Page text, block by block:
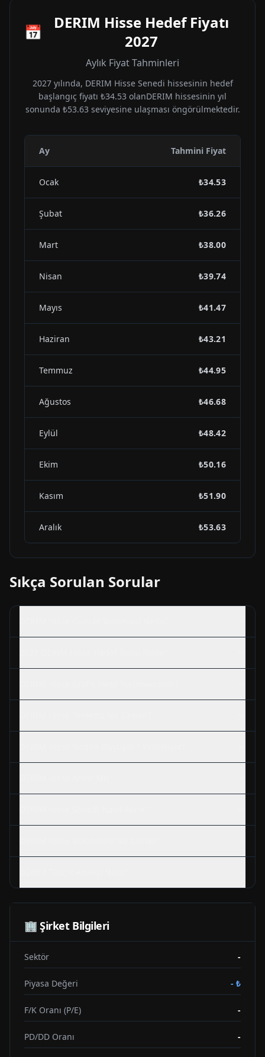
📅 DERIM Hisse Hedef Fiyatı
2027
Aylık Fiyat Tahminleri
2027yılında, DERIM Hisse Senedi hissesinin hedef
başlangıç fiyatı ₺34.53 olanDERIM hissesinin yıl
sonunda ₺53.63 seviyesine ulaşması öngörülmektedir.
Ay Tahmini Fiyat
Ocak ₺34.53
Şubat ₺36.26
Mart ₺38.00
Nisan ₺39.74
Mayıs ₺41.47
Haziran ₺43.21
Temmuz ₺44.95
Ağustos ₺46.68
Eylül ₺48.42
Ekim ₺50.16
Kasım ₺51.90
Aralık ₺53.63
Sıkça Sorulan Sorular
🏢 Şirket Bilgileri
Sektör -
Piyasa Değeri - ₺
F/K Oranı (P/E) -
PD/DD Oranı -